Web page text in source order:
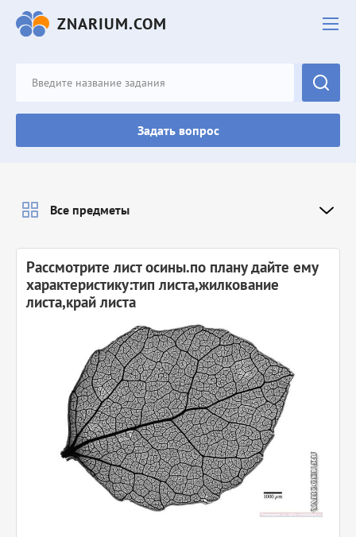
ZNARIUM.COM
Задать вопрос
Рассмотрите лист осины.по плану дайте ему
характеристику:тип листа,жилкование
листа,край листа
Все предметы